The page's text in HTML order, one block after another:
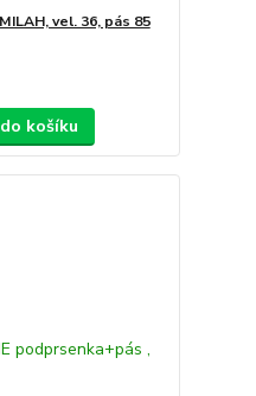
vel. 36, pás 85
košíku